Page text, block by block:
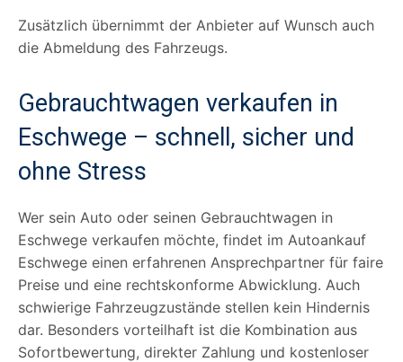
Zusätzlich übernimmt der Anbieter auf Wunsch auch
die Abmeldung des Fahrzeugs.
Gebrauchtwagen verkaufen in
Eschwege – schnell, sicher und
ohne Stress
Wer sein Auto oder seinen Gebrauchtwagen in
Eschwege verkaufen möchte, findet im Autoankauf
Eschwege einen erfahrenen Ansprechpartner für faire
Preise und eine rechtskonforme Abwicklung. Auch
schwierige Fahrzeugzustände stellen kein Hindernis
dar. Besonders vorteilhaft ist die Kombination aus
Sofortbewertung, direkter Zahlung und kostenloser